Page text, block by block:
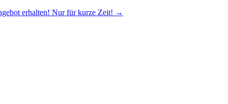
erhalten! Nur für kurze Zeit! →